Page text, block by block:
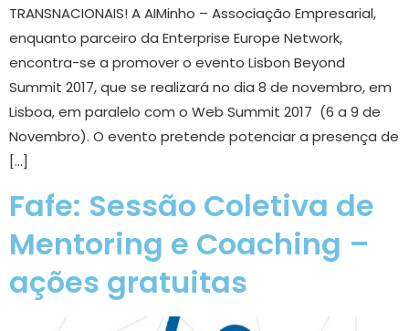
TRANSNACIONAIS! A AIMinho – Associação Empresarial,
enquanto parceiro da Enterprise Europe Network,
encontra-se a promover o evento Lisbon Beyond
Summit 2017, que se realizará no dia 8 de novembro, em
Lisboa, em paralelo com o Web Summit 2017 (6 a 9 de
Novembro). O evento pretende potenciar a presença de
[…]
Fafe: Sessão Coletiva de
Mentoring e Coaching –
ações gratuitas